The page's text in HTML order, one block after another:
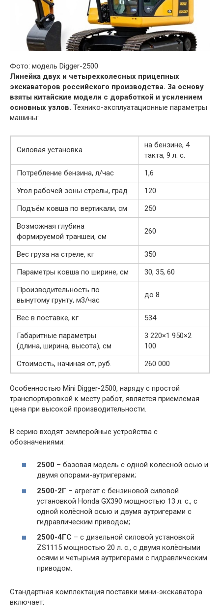
Фото: модель Digger-2500
Линейка двух и четырехколесных прицепных
экскаваторов российского производства. За основу
взяты китайские модели с доработкой и усилением
основных узлов. Технико-эксплуатационные параметры
машины:
Силовая установка
на бензине, 4
такта, 9 л. с.
Потребление бензина, л/час
1,6
Угол рабочей зоны стрелы, град
120
Подъём ковша по вертикали, см
250
Возможная глубина
формируемой траншеи, см
260
Вес груза на стреле, кг
350
Параметры ковша по ширине, см
30, 35, 60
Производительность по
вынутому грунту, м3/час
до 8
Вес в поставке, кг
534
Габаритные параметры
(длина, ширина, высота), см
3 220×1 950×2
100
Стоимость, начиная от, руб.
260 000
Особенностью Mini Digger-2500, наряду с простой
транспортировкой к месту работ, является приемлемая
цена при высокой производительности.
В серию входят землеройные устройства с
обозначениями:
2500 – базовая модель с одной колёсной осью и
двумя опорами-аутригерами;
2500-2Г – агрегат с бензиновой силовой
установкой Honda GX390 мощностью 13 л. с., с
одной колёсной осью и двумя аутригерами с
гидравлическим приводом;
2500-4ГС – с дизельной силовой установкой
ZS1115 мощностью 20 л. с., с двумя колёсными
осями и четырьмя аутригерами с гидравлическим
приводом.
Стандартная комплектация поставки мини-экскаватора
включает: